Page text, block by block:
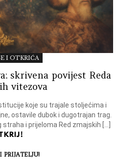
I OTKRIĆA
skrivena povijest Reda
vitezova
koje su trajale stoljećima i
ostavile dubok i dugotrajan trag.
i prijeloma Red zmajskih […]
PRIJATELJU!